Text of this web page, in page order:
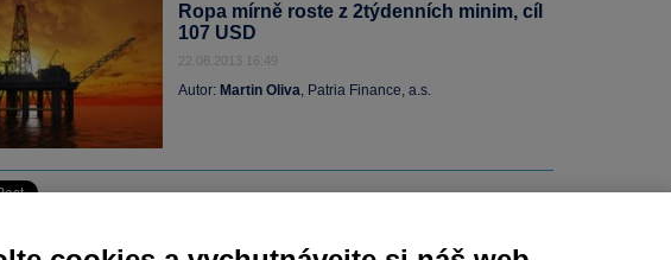
Ropa mírně roste z 2týdenních minim, cíl
107 USD
22.08.2013 16:49
Autor: Martin Oliva, Patria Finance, a.s.